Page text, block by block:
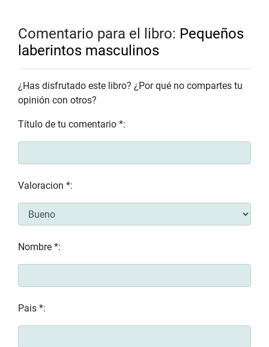
Comentario para el libro: Pequeños
laberintos masculinos
¿Has disfrutado este libro? ¿Por qué no compartes tu
opinión con otros?
Título de tu comentario *:
Valoracion *:
Nombre *:
Pais *: